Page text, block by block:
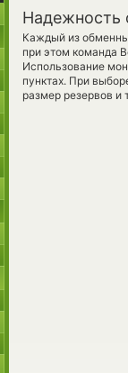
Надежность
Каждый из
при этом команда
Использование
пунктах. При
размер резервов и